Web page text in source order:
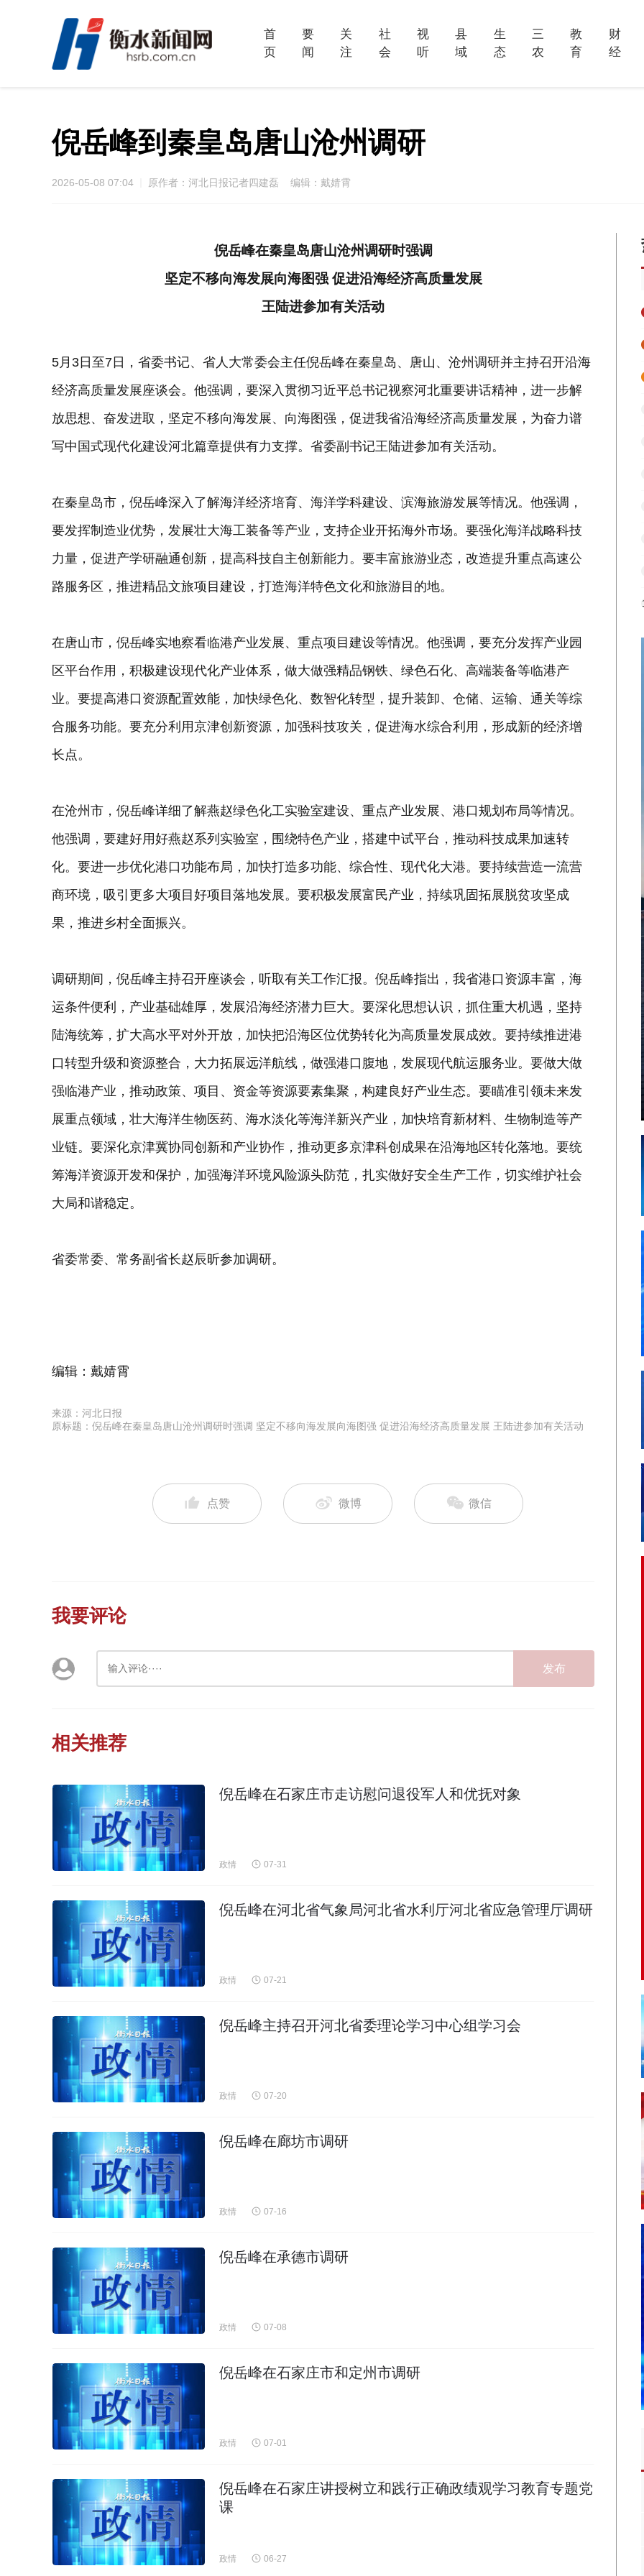
首
页
要
闻
关
注
社
会
视
听
县
域
生
态
三
农
教
育
财
经
倪岳峰到秦皇岛唐山沧州调研
2026-05-08 07:04 原作者：河北日报记者四建磊 编辑：戴婧霄
倪岳峰在秦皇岛唐山沧州调研时强调
坚定不移向海发展向海图强 促进沿海经济高质量发展
王陆进参加有关活动
5月3日至7日，省委书记、省人大常委会主任倪岳峰在秦皇岛、唐山、沧州调研并主持召开沿海
经济高质量发展座谈会。他强调，要深入贯彻习近平总书记视察河北重要讲话精神，进一步解
放思想、奋发进取，坚定不移向海发展、向海图强，促进我省沿海经济高质量发展，为奋力谱
写中国式现代化建设河北篇章提供有力支撑。省委副书记王陆进参加有关活动。
在秦皇岛市，倪岳峰深入了解海洋经济培育、海洋学科建设、滨海旅游发展等情况。他强调，
要发挥制造业优势，发展壮大海工装备等产业，支持企业开拓海外市场。要强化海洋战略科技
力量，促进产学研融通创新，提高科技自主创新能力。要丰富旅游业态，改造提升重点高速公
路服务区，推进精品文旅项目建设，打造海洋特色文化和旅游目的地。
在唐山市，倪岳峰实地察看临港产业发展、重点项目建设等情况。他强调，要充分发挥产业园
区平台作用，积极建设现代化产业体系，做大做强精品钢铁、绿色石化、高端装备等临港产
业。要提高港口资源配置效能，加快绿色化、数智化转型，提升装卸、仓储、运输、通关等综
合服务功能。要充分利用京津创新资源，加强科技攻关，促进海水综合利用，形成新的经济增
长点。
在沧州市，倪岳峰详细了解燕赵绿色化工实验室建设、重点产业发展、港口规划布局等情况。
他强调，要建好用好燕赵系列实验室，围绕特色产业，搭建中试平台，推动科技成果加速转
化。要进一步优化港口功能布局，加快打造多功能、综合性、现代化大港。要持续营造一流营
商环境，吸引更多大项目好项目落地发展。要积极发展富民产业，持续巩固拓展脱贫攻坚成
果，推进乡村全面振兴。
调研期间，倪岳峰主持召开座谈会，听取有关工作汇报。倪岳峰指出，我省港口资源丰富，海
运条件便利，产业基础雄厚，发展沿海经济潜力巨大。要深化思想认识，抓住重大机遇，坚持
陆海统筹，扩大高水平对外开放，加快把沿海区位优势转化为高质量发展成效。要持续推进港
口转型升级和资源整合，大力拓展远洋航线，做强港口腹地，发展现代航运服务业。要做大做
强临港产业，推动政策、项目、资金等资源要素集聚，构建良好产业生态。要瞄准引领未来发
展重点领域，壮大海洋生物医药、海水淡化等海洋新兴产业，加快培育新材料、生物制造等产
业链。要深化京津冀协同创新和产业协作，推动更多京津科创成果在沿海地区转化落地。要统
筹海洋资源开发和保护，加强海洋环境风险源头防范，扎实做好安全生产工作，切实维护社会
大局和谐稳定。
省委常委、常务副省长赵辰昕参加调研。
编辑：戴婧霄
来源：河北日报
原标题：倪岳峰在秦皇岛唐山沧州调研时强调 坚定不移向海发展向海图强 促进沿海经济高质量发展 王陆进参加有关活动
点赞 微博 微信
我要评论
发布
相关推荐
倪岳峰在石家庄市走访慰问退役军人和优抚对象
政情 07-31
倪岳峰在河北省气象局河北省水利厅河北省应急管理厅调研
政情 07-21
倪岳峰主持召开河北省委理论学习中心组学习会
政情 07-20
倪岳峰在廊坊市调研
政情 07-16
倪岳峰在承德市调研
政情 07-08
倪岳峰在石家庄市和定州市调研
政情 07-01
倪岳峰在石家庄讲授树立和践行正确政绩观学习教育专题党
课
政情 06-27